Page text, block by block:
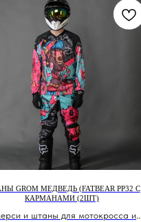
GROM МЕДВЕДЬ (FATBEAR РР32 C
КАРМАНАМИ (2ШТ)
и штаны для мотокросса и